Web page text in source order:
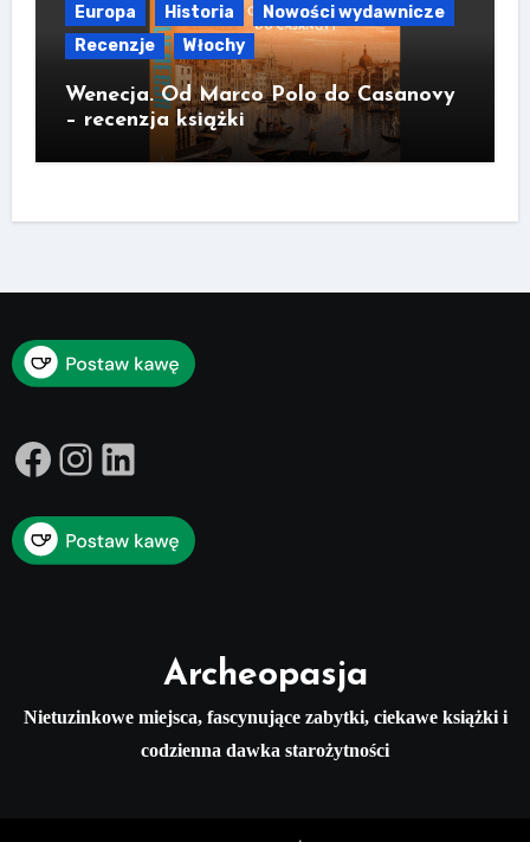
Europa Historia
Nowości wydawnicze
Recenzje
Włochy
Wenecja. Od Marco Polo do Casanovy
– recenzja książki
Facebook
Instagram
LinkedIn
Archeopasja
Nietuzinkowe miejsca, fascynujące zabytki, ciekawe książki i
codzienna dawka starożytności